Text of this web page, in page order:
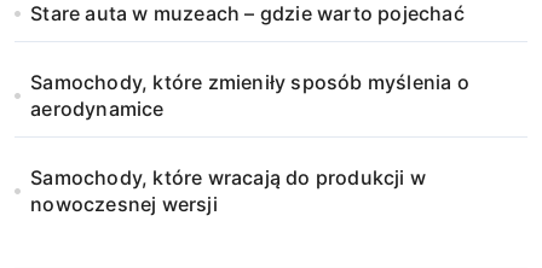
Stare auta w muzeach – gdzie warto pojechać
Samochody, które zmieniły sposób myślenia o
aerodynamice
Samochody, które wracają do produkcji w
nowoczesnej wersji